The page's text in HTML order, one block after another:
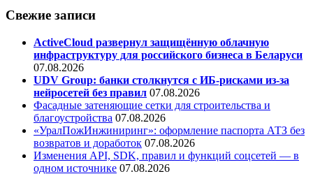
Свежие записи
ActiveCloud развернул защищённую облачную
инфраструктуру для российского бизнеса в Беларуси
07.08.2026
UDV Group: банки столкнутся с ИБ-рисками из-за
нейросетей без правил 07.08.2026
Фасадные затеняющие сетки для строительства и
благоустройства 07.08.2026
«УралПожИнжиниринг»: оформление паспорта АТЗ без
возвратов и доработок 07.08.2026
Изменения API, SDK, правил и функций соцсетей — в
одном источнике 07.08.2026